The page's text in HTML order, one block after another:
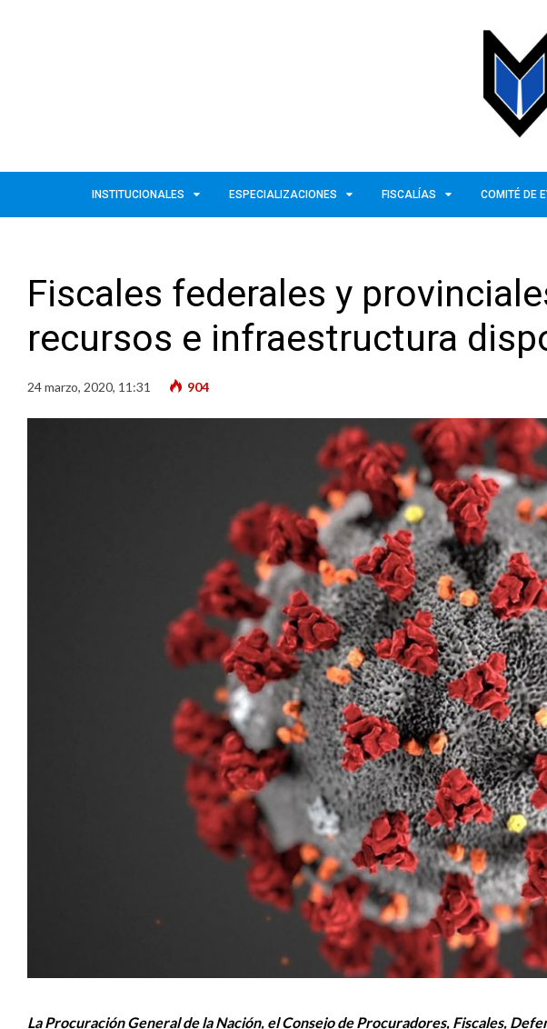
INSTITUCIONALES ESPECIALIZACIONES FISCALÍAS COMITÉ DE
Fiscales federales y
recursos e infraestructura
24 marzo, 2020, 11:31 904
La Procuración General de la Nación, el Consejo de Procuradores, Fiscales,